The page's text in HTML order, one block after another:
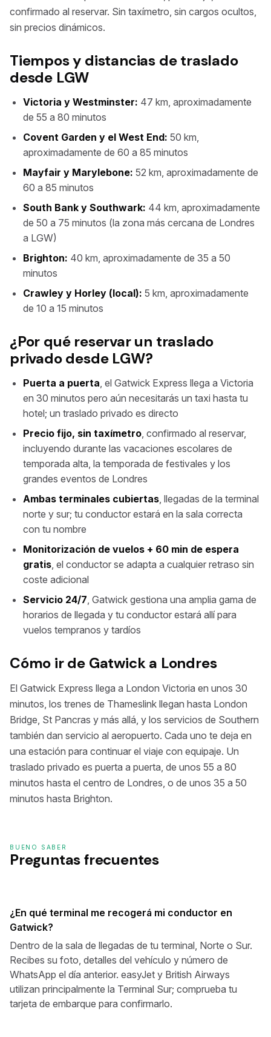
confirmado al reservar. Sin taxímetro, sin cargos ocultos,
sin precios dinámicos.
Tiempos y distancias de traslado
desde LGW
Victoria y Westminster: 47 km, aproximadamente
de 55 a 80 minutos
Covent Garden y el West End: 50 km,
aproximadamente de 60 a 85 minutos
Mayfair y Marylebone: 52 km, aproximadamente de
60 a 85 minutos
South Bank y Southwark: 44 km, aproximadamente
de 50 a 75 minutos (la zona más cercana de Londres
a LGW)
Brighton: 40 km, aproximadamente de 35 a 50
minutos
Crawley y Horley (local): 5 km, aproximadamente
de 10 a 15 minutos
¿Por qué reservar un traslado
privado desde LGW?
Puerta a puerta, el Gatwick Express llega a Victoria
en 30 minutos pero aún necesitarás un taxi hasta tu
hotel; un traslado privado es directo
Precio fijo, sin taxímetro, confirmado al reservar,
incluyendo durante las vacaciones escolares de
temporada alta, la temporada de festivales y los
grandes eventos de Londres
Ambas terminales cubiertas, llegadas de la terminal
norte y sur; tu conductor estará en la sala correcta
con tu nombre
Monitorización de vuelos + 60 min de espera
gratis, el conductor se adapta a cualquier retraso sin
coste adicional
Servicio 24/7, Gatwick gestiona una amplia gama de
horarios de llegada y tu conductor estará allí para
vuelos tempranos y tardíos
Cómo ir de Gatwick a Londres
El Gatwick Express llega a London Victoria en unos 30
minutos, los trenes de Thameslink llegan hasta London
Bridge, St Pancras y más allá, y los servicios de Southern
también dan servicio al aeropuerto. Cada uno te deja en
una estación para continuar el viaje con equipaje. Un
traslado privado es puerta a puerta, de unos 55 a 80
minutos hasta el centro de Londres, o de unos 35 a 50
minutos hasta Brighton.
BUENO SABER
Preguntas frecuentes
¿En qué terminal me recogerá mi conductor en
Gatwick?
Dentro de la sala de llegadas de tu terminal, Norte o Sur.
Recibes su foto, detalles del vehículo y número de
WhatsApp el día anterior. easyJet y British Airways
utilizan principalmente la Terminal Sur; comprueba tu
tarjeta de embarque para confirmarlo.